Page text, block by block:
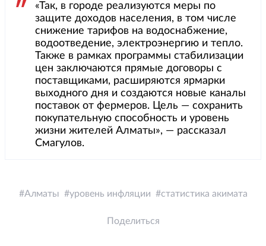
«Так, в городе реализуются меры по
защите доходов населения, в том числе
снижение тарифов на водоснабжение,
водоотведение, электроэнергию и тепло.
Также в рамках программы стабилизации
цен заключаются прямые договоры с
поставщиками, расширяются ярмарки
выходного дня и создаются новые каналы
поставок от фермеров. Цель — сохранить
покупательную способность и уровень
жизни жителей Алматы», — рассказал
Смагулов.
Алматы уровень инфляции статистика акимата
Поделиться